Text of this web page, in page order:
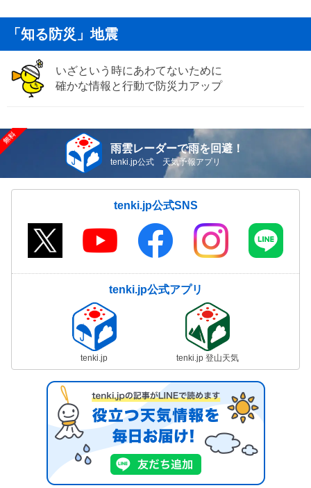
「知る防災」地震
いざという時にあわてないために
確かな情報と行動で防災力アップ
雨雲レーダーで雨を回避！
tenki.jp公式 天気予報アプリ
tenki.jp公式SNS
tenki.jp公式アプリ
tenki.jp tenki.jp 登山天気